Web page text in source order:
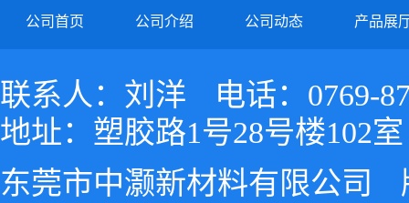
公司首页 公司介绍 公司动态 产品展
联系人：刘洋
电话：0769-
地址：塑胶路1号28号楼102室
东莞市中灏新材料有限公司